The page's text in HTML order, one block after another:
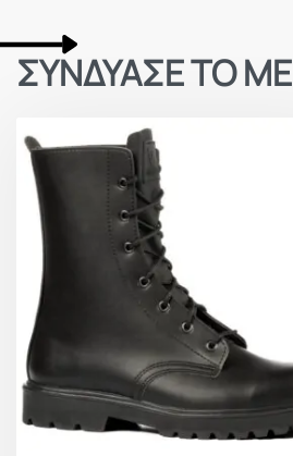
ΣΥΝΔΥΑΣΕ ΤΟ ΜΕ